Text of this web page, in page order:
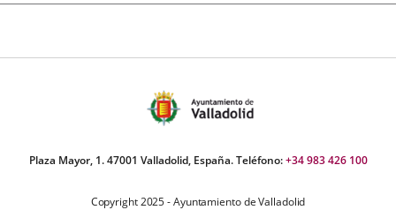
Plaza Mayor, 1. 47001 Valladolid, España. Teléfono:+34 983 426 100
Copyright 2025 - Ayuntamiento de Valladolid